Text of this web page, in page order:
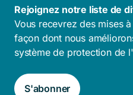
Rejoignez notre liste de
Vous recevrez des mises
façon dont nous
système de protection de
S'abonner